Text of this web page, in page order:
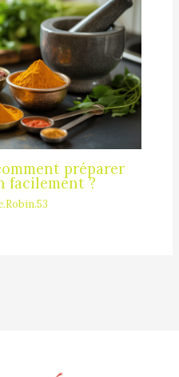
préparer
facilement ?